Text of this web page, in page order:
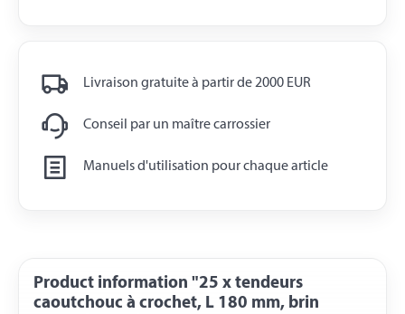
Livraison gratuite à partir de 2000 EUR
Conseil par un maître carrossier
Manuels d'utilisation pour chaque article
Product information "25 x tendeurs
caoutchouc à crochet, L 180 mm, brin